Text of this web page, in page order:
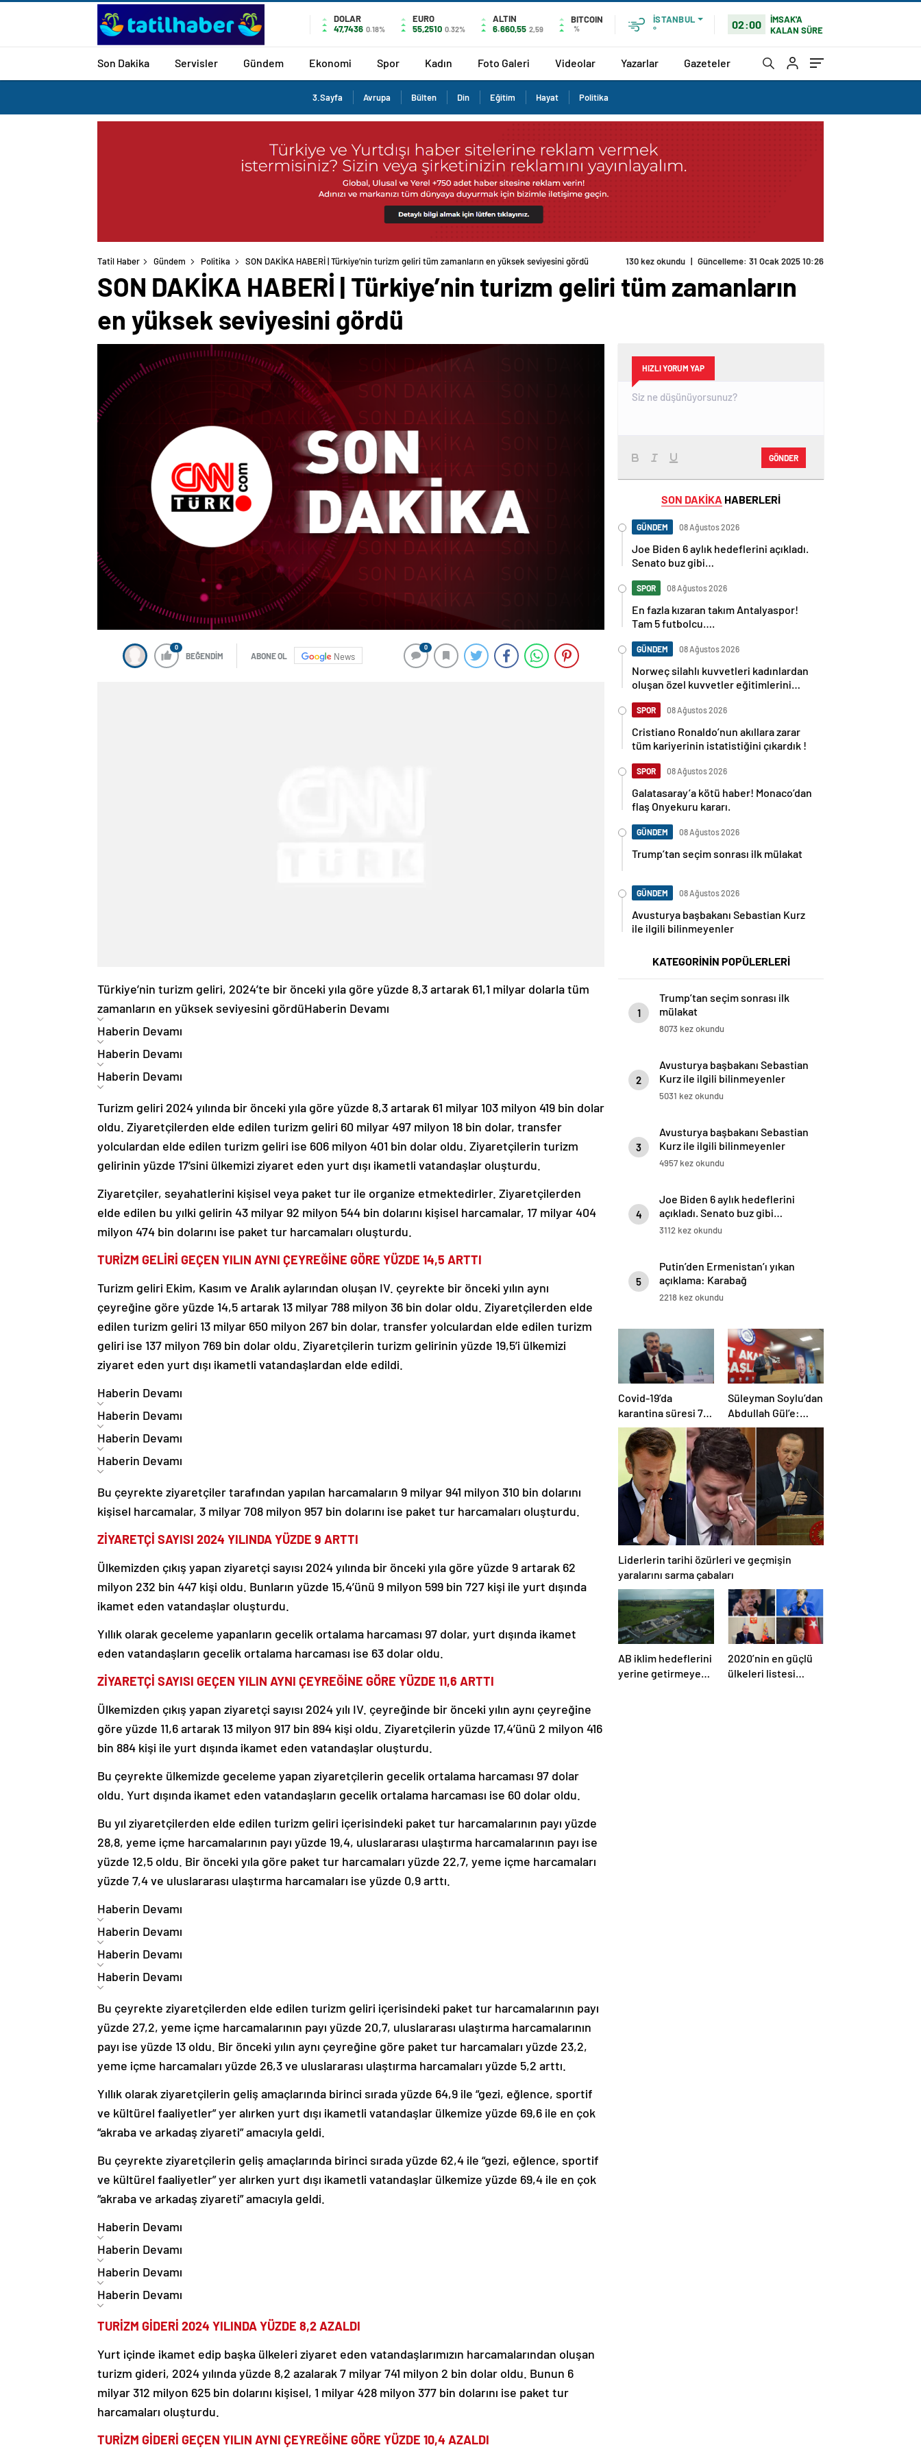
DOLAR
47,7436 0.18%
EURO
55,2510 0.32%
ALTIN
6.660,55 2,59
BITCOIN
%
İSTANBUL
°
02:00
İMSAK'A
KALAN SÜRE
Son Dakika Servisler Gündem Ekonomi Spor Kadın Foto Galeri Videolar Yazarlar Gazeteler
3.Sayfa Avrupa Bülten Din Eğitim Hayat Politika
Tatil Haber Gündem Politika SON DAKİKA HABERİ | Türkiye’nin turizm geliri tüm zamanların en yüksek seviyesini gördü 130 kez okundu | Güncelleme: 31 Ocak 2025 10:26
SON DAKİKA HABERİ | Türkiye’nin turizm geliri tüm zamanların
en yüksek seviyesini gördü
0
BEĞENDİM ABONE OL News
0
Türkiye’nin turizm geliri, 2024’te bir önceki yıla göre yüzde 8,3 artarak 61,1 milyar dolarla tüm
zamanların en yüksek seviyesini gördüHaberin Devamı
Haberin Devamı
Haberin Devamı
Haberin Devamı
Turizm geliri 2024 yılında bir önceki yıla göre yüzde 8,3 artarak 61 milyar 103 milyon 419 bin dolar
oldu. Ziyaretçilerden elde edilen turizm geliri 60 milyar 497 milyon 18 bin dolar, transfer
yolculardan elde edilen turizm geliri ise 606 milyon 401 bin dolar oldu. Ziyaretçilerin turizm
gelirinin yüzde 17’sini ülkemizi ziyaret eden yurt dışı ikametli vatandaşlar oluşturdu.
Ziyaretçiler, seyahatlerini kişisel veya paket tur ile organize etmektedirler. Ziyaretçilerden
elde edilen bu yılki gelirin 43 milyar 92 milyon 544 bin dolarını kişisel harcamalar, 17 milyar 404
milyon 474 bin dolarını ise paket tur harcamaları oluşturdu.
TURİZM GELİRİ GEÇEN YILIN AYNI ÇEYREĞİNE GÖRE YÜZDE 14,5 ARTTI
Turizm geliri Ekim, Kasım ve Aralık aylarından oluşan IV. çeyrekte bir önceki yılın aynı
çeyreğine göre yüzde 14,5 artarak 13 milyar 788 milyon 36 bin dolar oldu. Ziyaretçilerden elde
edilen turizm geliri 13 milyar 650 milyon 267 bin dolar, transfer yolculardan elde edilen turizm
geliri ise 137 milyon 769 bin dolar oldu. Ziyaretçilerin turizm gelirinin yüzde 19,5’i ülkemizi
ziyaret eden yurt dışı ikametli vatandaşlardan elde edildi.
Haberin Devamı
Haberin Devamı
Haberin Devamı
Haberin Devamı
Bu çeyrekte ziyaretçiler tarafından yapılan harcamaların 9 milyar 941 milyon 310 bin dolarını
kişisel harcamalar, 3 milyar 708 milyon 957 bin dolarını ise paket tur harcamaları oluşturdu.
ZİYARETÇİ SAYISI 2024 YILINDA YÜZDE 9 ARTTI
Ülkemizden çıkış yapan ziyaretçi sayısı 2024 yılında bir önceki yıla göre yüzde 9 artarak 62
milyon 232 bin 447 kişi oldu. Bunların yüzde 15,4’ünü 9 milyon 599 bin 727 kişi ile yurt dışında
ikamet eden vatandaşlar oluşturdu.
Yıllık olarak geceleme yapanların gecelik ortalama harcaması 97 dolar, yurt dışında ikamet
eden vatandaşların gecelik ortalama harcaması ise 63 dolar oldu.
ZİYARETÇİ SAYISI GEÇEN YILIN AYNI ÇEYREĞİNE GÖRE YÜZDE 11,6 ARTTI
Ülkemizden çıkış yapan ziyaretçi sayısı 2024 yılı IV. çeyreğinde bir önceki yılın aynı çeyreğine
göre yüzde 11,6 artarak 13 milyon 917 bin 894 kişi oldu. Ziyaretçilerin yüzde 17,4’ünü 2 milyon 416
bin 884 kişi ile yurt dışında ikamet eden vatandaşlar oluşturdu.
Bu çeyrekte ülkemizde geceleme yapan ziyaretçilerin gecelik ortalama harcaması 97 dolar
oldu. Yurt dışında ikamet eden vatandaşların gecelik ortalama harcaması ise 60 dolar oldu.
Bu yıl ziyaretçilerden elde edilen turizm geliri içerisindeki paket tur harcamalarının payı yüzde
28,8, yeme içme harcamalarının payı yüzde 19,4, uluslararası ulaştırma harcamalarının payı ise
yüzde 12,5 oldu. Bir önceki yıla göre paket tur harcamaları yüzde 22,7, yeme içme harcamaları
yüzde 7,4 ve uluslararası ulaştırma harcamaları ise yüzde 0,9 arttı.
Haberin Devamı
Haberin Devamı
Haberin Devamı
Haberin Devamı
Bu çeyrekte ziyaretçilerden elde edilen turizm geliri içerisindeki paket tur harcamalarının payı
yüzde 27,2, yeme içme harcamalarının payı yüzde 20,7, uluslararası ulaştırma harcamalarının
payı ise yüzde 13 oldu. Bir önceki yılın aynı çeyreğine göre paket tur harcamaları yüzde 23,2,
yeme içme harcamaları yüzde 26,3 ve uluslararası ulaştırma harcamaları yüzde 5,2 arttı.
Yıllık olarak ziyaretçilerin geliş amaçlarında birinci sırada yüzde 64,9 ile “gezi, eğlence, sportif
ve kültürel faaliyetler” yer alırken yurt dışı ikametli vatandaşlar ülkemize yüzde 69,6 ile en çok
“akraba ve arkadaş ziyareti” amacıyla geldi.
Bu çeyrekte ziyaretçilerin geliş amaçlarında birinci sırada yüzde 62,4 ile “gezi, eğlence, sportif
ve kültürel faaliyetler” yer alırken yurt dışı ikametli vatandaşlar ülkemize yüzde 69,4 ile en çok
“akraba ve arkadaş ziyareti” amacıyla geldi.
Haberin Devamı
Haberin Devamı
Haberin Devamı
Haberin Devamı
TURİZM GİDERİ 2024 YILINDA YÜZDE 8,2 AZALDI
Yurt içinde ikamet edip başka ülkeleri ziyaret eden vatandaşlarımızın harcamalarından oluşan
turizm gideri, 2024 yılında yüzde 8,2 azalarak 7 milyar 741 milyon 2 bin dolar oldu. Bunun 6
milyar 312 milyon 625 bin dolarını kişisel, 1 milyar 428 milyon 377 bin dolarını ise paket tur
harcamaları oluşturdu.
TURİZM GİDERİ GEÇEN YILIN AYNI ÇEYREĞİNE GÖRE YÜZDE 10,4 AZALDI
HIZLI YORUM YAP
GÖNDER
SON DAKİKA HABERLERİ
GÜNDEM 08 Ağustos 2026
Joe Biden 6 aylık hedeflerini açıkladı.
Senato buz gibi…
SPOR 08 Ağustos 2026
En fazla kızaran takım Antalyaspor!
Tam 5 futbolcu….
GÜNDEM 08 Ağustos 2026
Norweç silahlı kuvvetleri kadınlardan
oluşan özel kuvvetler eğitimlerini
SPOR 08 Ağustos 2026
Cristiano Ronaldo’nun akıllara zarar
tüm kariyerinin istatistiğini çıkardık !
SPOR 08 Ağustos 2026
Galatasaray’a kötü haber! Monaco’dan
flaş Onyekuru kararı.
GÜNDEM 08 Ağustos 2026
Trump’tan seçim sonrası ilk mülakat
GÜNDEM 08 Ağustos 2026
Avusturya başbakanı Sebastian Kurz
ile ilgili bilinmeyenler
KATEGORİNİN POPÜLERLERİ
1
Trump’tan seçim sonrası ilk
mülakat
8073 kez okundu
2
Avusturya başbakanı Sebastian
Kurz ile ilgili bilinmeyenler
5031 kez okundu
3
Avusturya başbakanı Sebastian
Kurz ile ilgili bilinmeyenler
4957 kez okundu
4
Joe Biden 6 aylık hedeflerini
açıkladı. Senato buz gibi…
3112 kez okundu
5
Putin’den Ermenistan’ı yıkan
açıklama: Karabağ
Azerbaycan’ın ayrılmaz bir
2218 kez okundu
Covid-19’da
karantina süresi 7
güne düşürüldü |
Canlı Blog
Süleyman Soylu’dan
Abdullah Gül’e:
Yazıklar olsun size
Liderlerin tarihi özürleri ve geçmişin
yaralarını sarma çabaları
AB iklim hedeflerini
yerine getirmeyen
2020’nin en güçlü
ülkeleri listesi